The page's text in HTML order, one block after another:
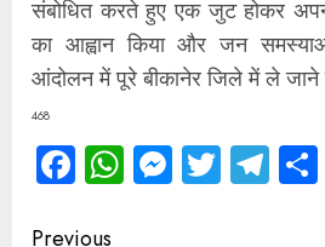
संबोधित करते हुए एक जुट होकर
का आह्वान किया और जन
आंदोलन में पूरे बीकानेर जिले में ले जाने
468
Facebook
WhatsApp
Messenger
Twitter
Previous